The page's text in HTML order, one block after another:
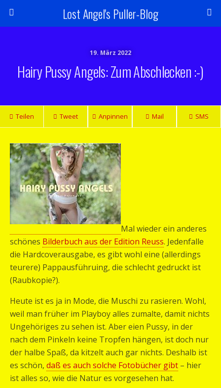
Lost Angel's Puller-Blog
19. März 2022
Hairy Pussy Angels: Zum Abschlecken :-)
Teilen Tweet Anpinnen Mail SMS
Mal wieder ein anderes
schönes Bilderbuch aus der Edition Reuss. Jedenfalle
die Hardcoverausgabe, es gibt wohl eine (allerdings
teurere) Pappausführuing, die schlecht gedruckt ist
(Raubkopie?).
Heute ist es ja in Mode, die Muschi zu rasieren. Wohl,
weil man früher im Playboy alles zumalte, damit nichts
Ungehöriges zu sehen ist. Aber eien Pussy, in der
nach dem Pinkeln keine Tropfen hängen, ist doch nur
der halbe Spaß, da kitzelt auch gar nichts. Deshalb ist
es schön, daß es auch solche Fotobücher gibt – hier
ist alles so, wie die Natur es vorgesehen hat.